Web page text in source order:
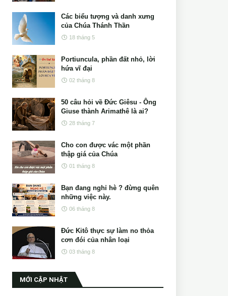
Các biểu tượng và danh xưng
của Chúa Thánh Thần
18 tháng 5
Portiuncula, phần đất nhỏ, lời
hứa vĩ đại
02 tháng 8
50 câu hỏi về Đức Giêsu - Ông
Giuse thành Arimathê là ai?
28 tháng 7
Cho con được vác một phần
thập giá của Chúa
01 tháng 8
Bạn đang nghỉ hè ? đừng quên
những việc này.
06 tháng 8
Đức Kitô thực sự làm no thỏa
cơn đói của nhân loại
03 tháng 8
MỚI CẬP NHẬT